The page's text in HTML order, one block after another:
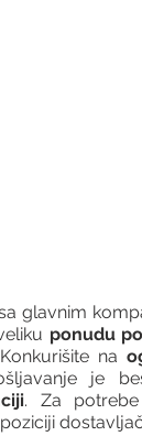
glavnim
ponudu
na
je
. Za